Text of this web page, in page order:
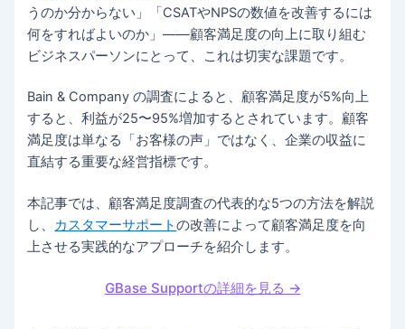
うのか分からない」「CSATやNPSの数値を改善するには
何をすればよいのか」——顧客満足度の向上に取り組む
ビジネスパーソンにとって、これは切実な課題です。
Bain & Company の調査によると、顧客満足度が5%向上
すると、利益が25〜95%増加するとされています。顧客
満足度は単なる「お客様の声」ではなく、企業の収益に
直結する重要な経営指標です。
本記事では、顧客満足度調査の代表的な5つの方法を解説
し、 カスタマーサポートの改善によって顧客満足度を向
上させる実践的なアプローチを紹介します。
GBase Supportの詳細を見る →